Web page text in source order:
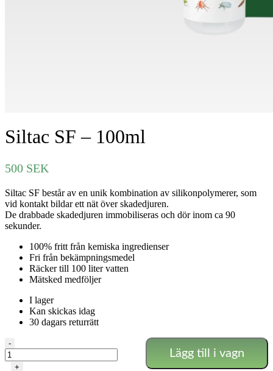
Siltac SF – 100ml
500 SEK
Siltac SF består av en unik kombination av silikonpolymerer, som
vid kontakt bildar ett nät över skadedjuren.
De drabbade skadedjuren immobiliseras och dör inom ca 90
sekunder.
100% fritt från kemiska ingredienser
Fri från bekämpningsmedel
Räcker till 100 liter vatten
Mätsked medföljer
I lager
Kan skickas idag
30 dagars returrätt
Siltac
SF
-
-
+
Lägg till i vagn